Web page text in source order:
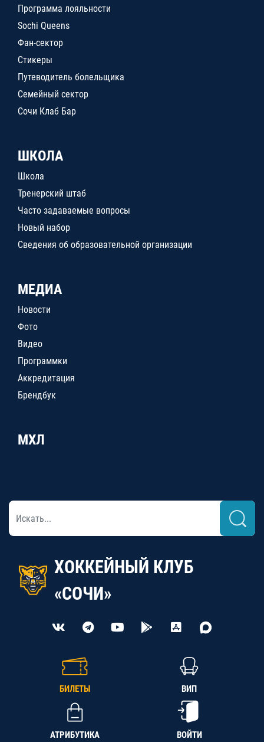
Программа лояльности
Sochi Queens
Фан-сектор
Стикеры
Путеводитель болельщика
Семейный сектор
Сочи Клаб Бар
ШКОЛА
Школа
Тренерский штаб
Часто задаваемые вопросы
Новый набор
Сведения об образовательной организации
МЕДИА
Новости
Фото
Видео
Программки
Аккредитация
Брендбук
МХЛ
ХОККЕЙНЫЙ КЛУБ
«СОЧИ»
БИЛЕТЫ ВИП
АТРИБУТИКА ВОЙТИ